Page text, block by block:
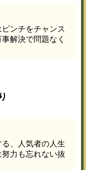
ンチをチャンス
解決で問題なく
、人気者の人生
力も忘れない抜